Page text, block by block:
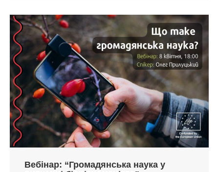
Вебінар: “Громадянська наука у